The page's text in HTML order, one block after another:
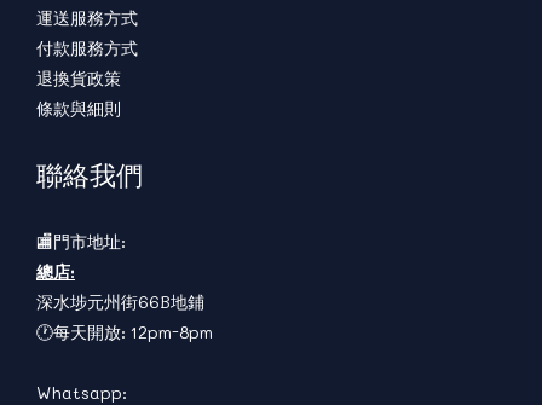
運送服務方式
付款服務方式
退換貨政策
條款與細則
聯絡我們
🏬門市地址:
總店:
深水埗元州街66B地鋪
🕐每天開放: 12pm-8pm
Whatsapp: